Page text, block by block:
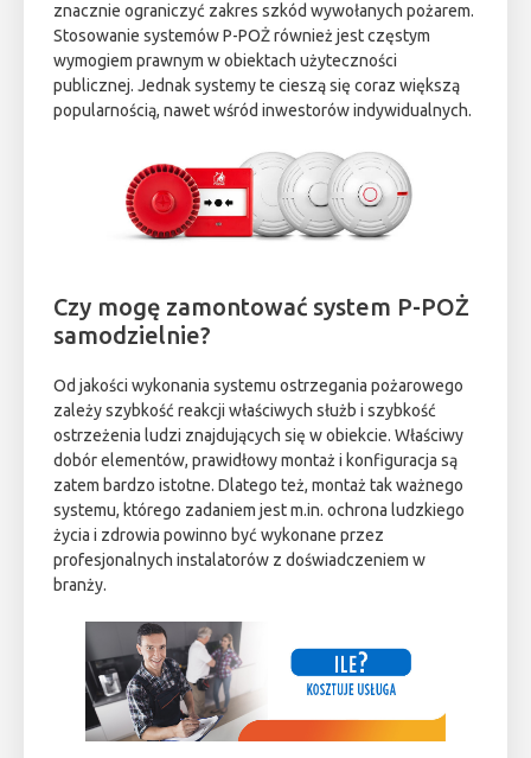
znacznie ograniczyć zakres szkód wywołanych pożarem.
Stosowanie systemów P-POŻ również jest częstym
wymogiem prawnym w obiektach użyteczności
publicznej. Jednak systemy te cieszą się coraz większą
popularnością, nawet wśród inwestorów indywidualnych.
Czy mogę zamontować system P-POŻ
samodzielnie?
Od jakości wykonania systemu ostrzegania pożarowego
zależy szybkość reakcji właściwych służb i szybkość
ostrzeżenia ludzi znajdujących się w obiekcie. Właściwy
dobór elementów, prawidłowy montaż i konfiguracja są
zatem bardzo istotne. Dlatego też, montaż tak ważnego
systemu, którego zadaniem jest m.in. ochrona ludzkiego
życia i zdrowia powinno być wykonane przez
profesjonalnych instalatorów z doświadczeniem w
branży.